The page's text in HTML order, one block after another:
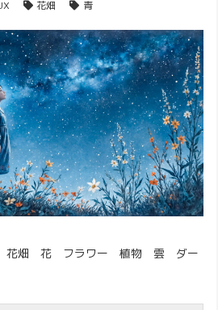
花畑 青
畑 花 フラワー 植物 雲 ダー